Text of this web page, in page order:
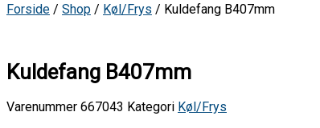
Forside / Shop / Køl/Frys / Kuldefang B407mm
Kuldefang B407mm
Varenummer 667043 Kategori Køl/Frys